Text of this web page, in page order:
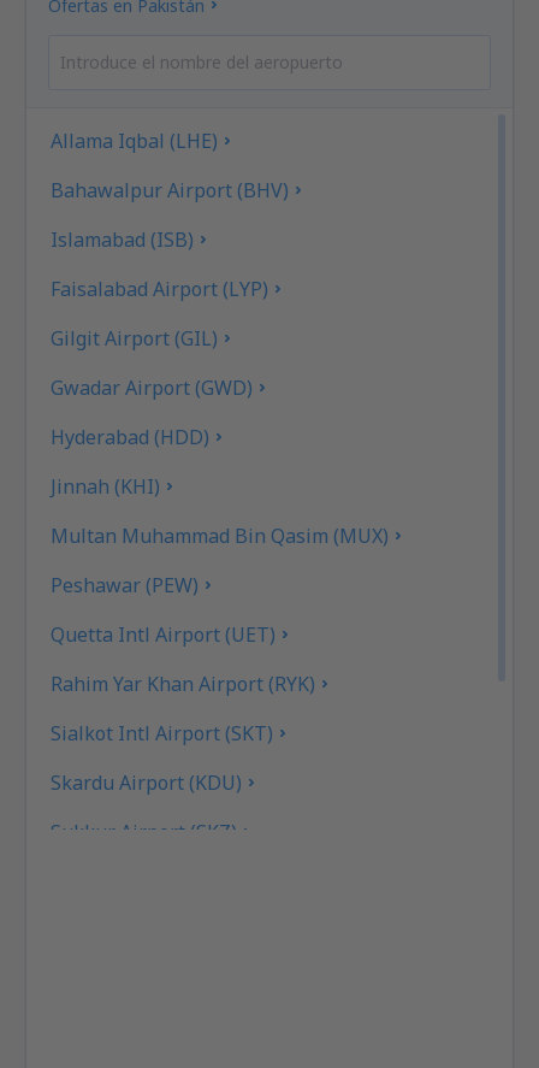
Ofertas en Pakistán
Allama Iqbal (LHE)
Bahawalpur Airport (BHV)
Islamabad (ISB)
Faisalabad Airport (LYP)
Gilgit Airport (GIL)
Gwadar Airport (GWD)
Hyderabad (HDD)
Jinnah (KHI)
Multan Muhammad Bin Qasim (MUX)
Peshawar (PEW)
Quetta Intl Airport (UET)
Rahim Yar Khan Airport (RYK)
Sialkot Intl Airport (SKT)
Skardu Airport (KDU)
Sukkur Airport (SKZ)